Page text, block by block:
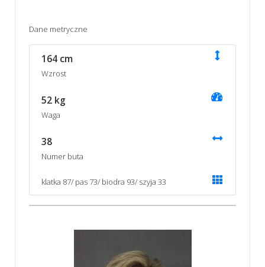
Dane metryczne
164 cm
Wzrost
52 kg
Waga
38
Numer buta
klatka 87/ pas 73/ biodra 93/ szyja 33